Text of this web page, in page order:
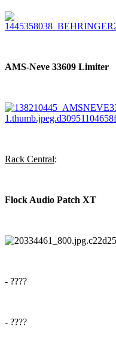
AMS-Neve 33609 Limiter
Rack Central:
Flock Audio Patch XT
- ????
- ????